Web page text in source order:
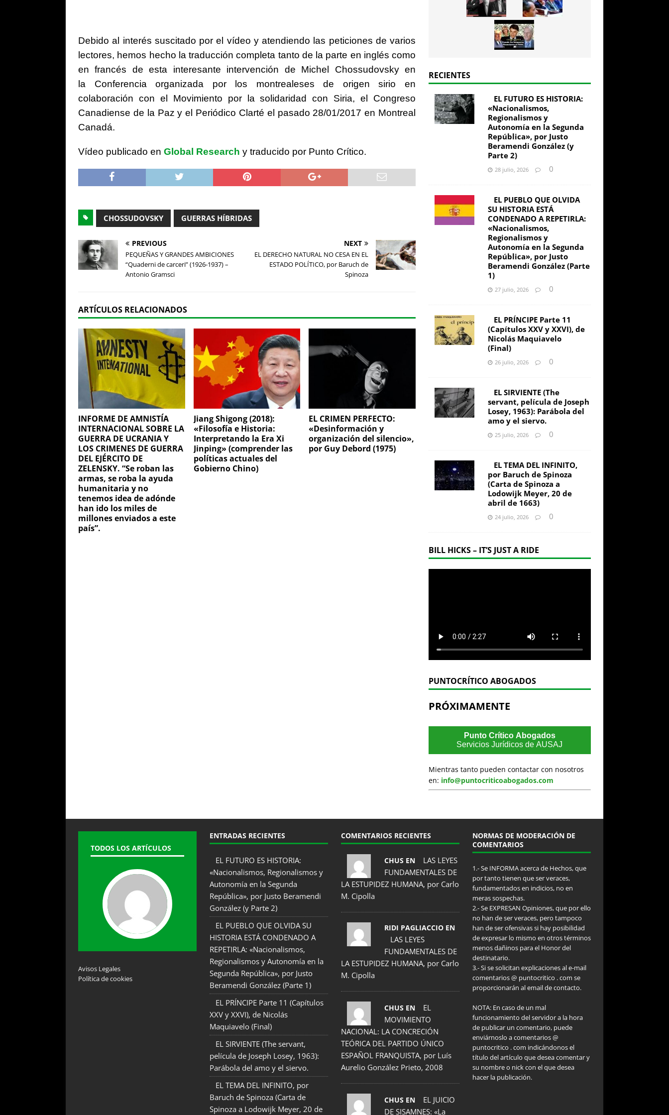
Debido al interés suscitado por el vídeo y atendiendo las peticiones de varios
lectores, hemos hecho la traducción completa tanto de la parte en inglés como
en francés de esta interesante intervención de Michel Chossudovsky en
la Conferencia organizada por los montrealeses de origen sirio en
colaboración con el Movimiento por la solidaridad con Siria, el Congreso
Canadiense de la Paz y el Periódico Clarté el pasado 28/01/2017 en Montreal
Canadá.
Vídeo publicado en Global Research y traducido por Punto Crítico.
CHOSSUDOVSKY GUERRAS HÍBRIDAS
PREVIOUS
PEQUEÑAS Y GRANDES AMBICIONES
“Quaderni de carceri” (1926-1937) –
Antonio Gramsci
NEXT
EL DERECHO NATURAL NO CESA EN EL
ESTADO POLÍTICO, por Baruch de
Spinoza
ARTÍCULOS RELACIONADOS
INFORME DE AMNISTÍA
INTERNACIONAL SOBRE LA
GUERRA DE UCRANIA Y
LOS CRIMENES DE GUERRA
DEL EJÉRCITO DE
ZELENSKY. “Se roban las
armas, se roba la ayuda
humanitaria y no
tenemos idea de adónde
han ido los miles de
millones enviados a este
país”.
Jiang Shigong (2018):
«Filosofía e Historia:
Interpretando la Era Xi
Jinping» (comprender las
políticas actuales del
Gobierno Chino)
EL CRIMEN PERFECTO:
«Desinformación y
organización del silencio»,
por Guy Debord (1975)
RECIENTES
EL FUTURO ES HISTORIA:
«Nacionalismos,
Regionalismos y
Autonomía en la Segunda
República», por Justo
Beramendi González (y
Parte 2)
28 julio, 2026 0
EL PUEBLO QUE OLVIDA
SU HISTORIA ESTÁ
CONDENADO A REPETIRLA:
«Nacionalismos,
Regionalismos y
Autonomía en la Segunda
República», por Justo
Beramendi González (Parte
1)
27 julio, 2026 0
EL PRÍNCIPE Parte 11
(Capítulos XXV y XXVI), de
Nicolás Maquiavelo
(Final)
26 julio, 2026 0
EL SIRVIENTE (The
servant, película de Joseph
Losey, 1963): Parábola del
amo y el siervo.
25 julio, 2026 0
EL TEMA DEL INFINITO,
por Baruch de Spinoza
(Carta de Spinoza a
Lodowijk Meyer, 20 de
abril de 1663)
24 julio, 2026 0
BILL HICKS – IT’S JUST A RIDE
PUNTOCRÍTICO ABOGADOS
PRÓXIMAMENTE
Punto Crítico Abogados
Servicios Jurídicos de AUSAJ
Mientras tanto pueden contactar con nosotros
en: info@puntocriticoabogados.com
TODOS LOS ARTÍCULOS
Avisos Legales
Política de cookies
ENTRADAS RECIENTES
EL FUTURO ES HISTORIA:
«Nacionalismos, Regionalismos y
Autonomía en la Segunda
República», por Justo Beramendi
González (y Parte 2)
EL PUEBLO QUE OLVIDA SU
HISTORIA ESTÁ CONDENADO A
REPETIRLA: «Nacionalismos,
Regionalismos y Autonomía en la
Segunda República», por Justo
Beramendi González (Parte 1)
EL PRÍNCIPE Parte 11 (Capítulos
XXV y XXVI), de Nicolás
Maquiavelo (Final)
EL SIRVIENTE (The servant,
película de Joseph Losey, 1963):
Parábola del amo y el siervo.
EL TEMA DEL INFINITO, por
Baruch de Spinoza (Carta de
Spinoza a Lodowijk Meyer, 20 de
COMENTARIOS RECIENTES
CHUS EN
LAS LEYES
FUNDAMENTALES DE
LA ESTUPIDEZ HUMANA, por Carlo
M. Cipolla
RIDI PAGLIACCIO EN
LAS LEYES
FUNDAMENTALES DE
LA ESTUPIDEZ HUMANA, por Carlo
M. Cipolla
CHUS EN
EL
MOVIMIENTO
NACIONAL: LA CONCRECIÓN
TEÓRICA DEL PARTIDO ÚNICO
ESPAÑOL FRANQUISTA, por Luís
Aurelio González Prieto, 2008
CHUS EN
EL JUICIO
DE SISAMNES: «La
NORMAS DE MODERACIÓN DE
COMENTARIOS
1.- Se INFORMA acerca de Hechos, que
por tanto tienen que ser veraces,
fundamentados en indicios, no en
meras sospechas.
2.- Se EXPRESAN Opiniones, que por ello
no han de ser veraces, pero tampoco
han de ser ofensivas si hay posibilidad
de expresar lo mismo en otros términos
menos dañinos para el Honor del
destinatario.
3.- Si se solicitan explicaciones al e-mail
comentarios @ puntocritico . com se
proporcionarán al email de contacto.
NOTA: En caso de un mal
funcionamiento del servidor a la hora
de publicar un comentario, puede
enviárnoslo a comentarios @
puntocritico . com indicándonos el
título del artículo que desea comentar y
su nombre o nick con el que desea
hacer la publicación.